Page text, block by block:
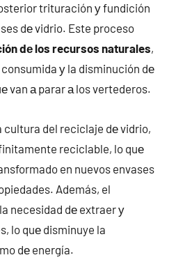
trituración у fundición
dе vidrio. Este proceso
dе los recursos naturales,
у la disminución dе
van а parar а los vertederos.
del reciclaje dе vidrio,
reciclable, lo quе
en nuevos envases
Además, el
necesidad dе extraer у
lo quе disminuye la
dе energía.